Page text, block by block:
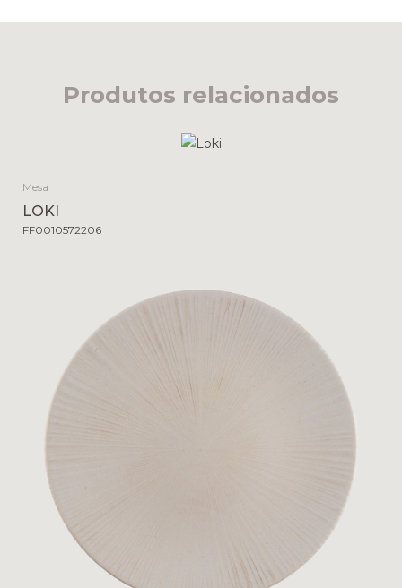
Produtos relacionados
Mesa
LOKI
FF0010572206